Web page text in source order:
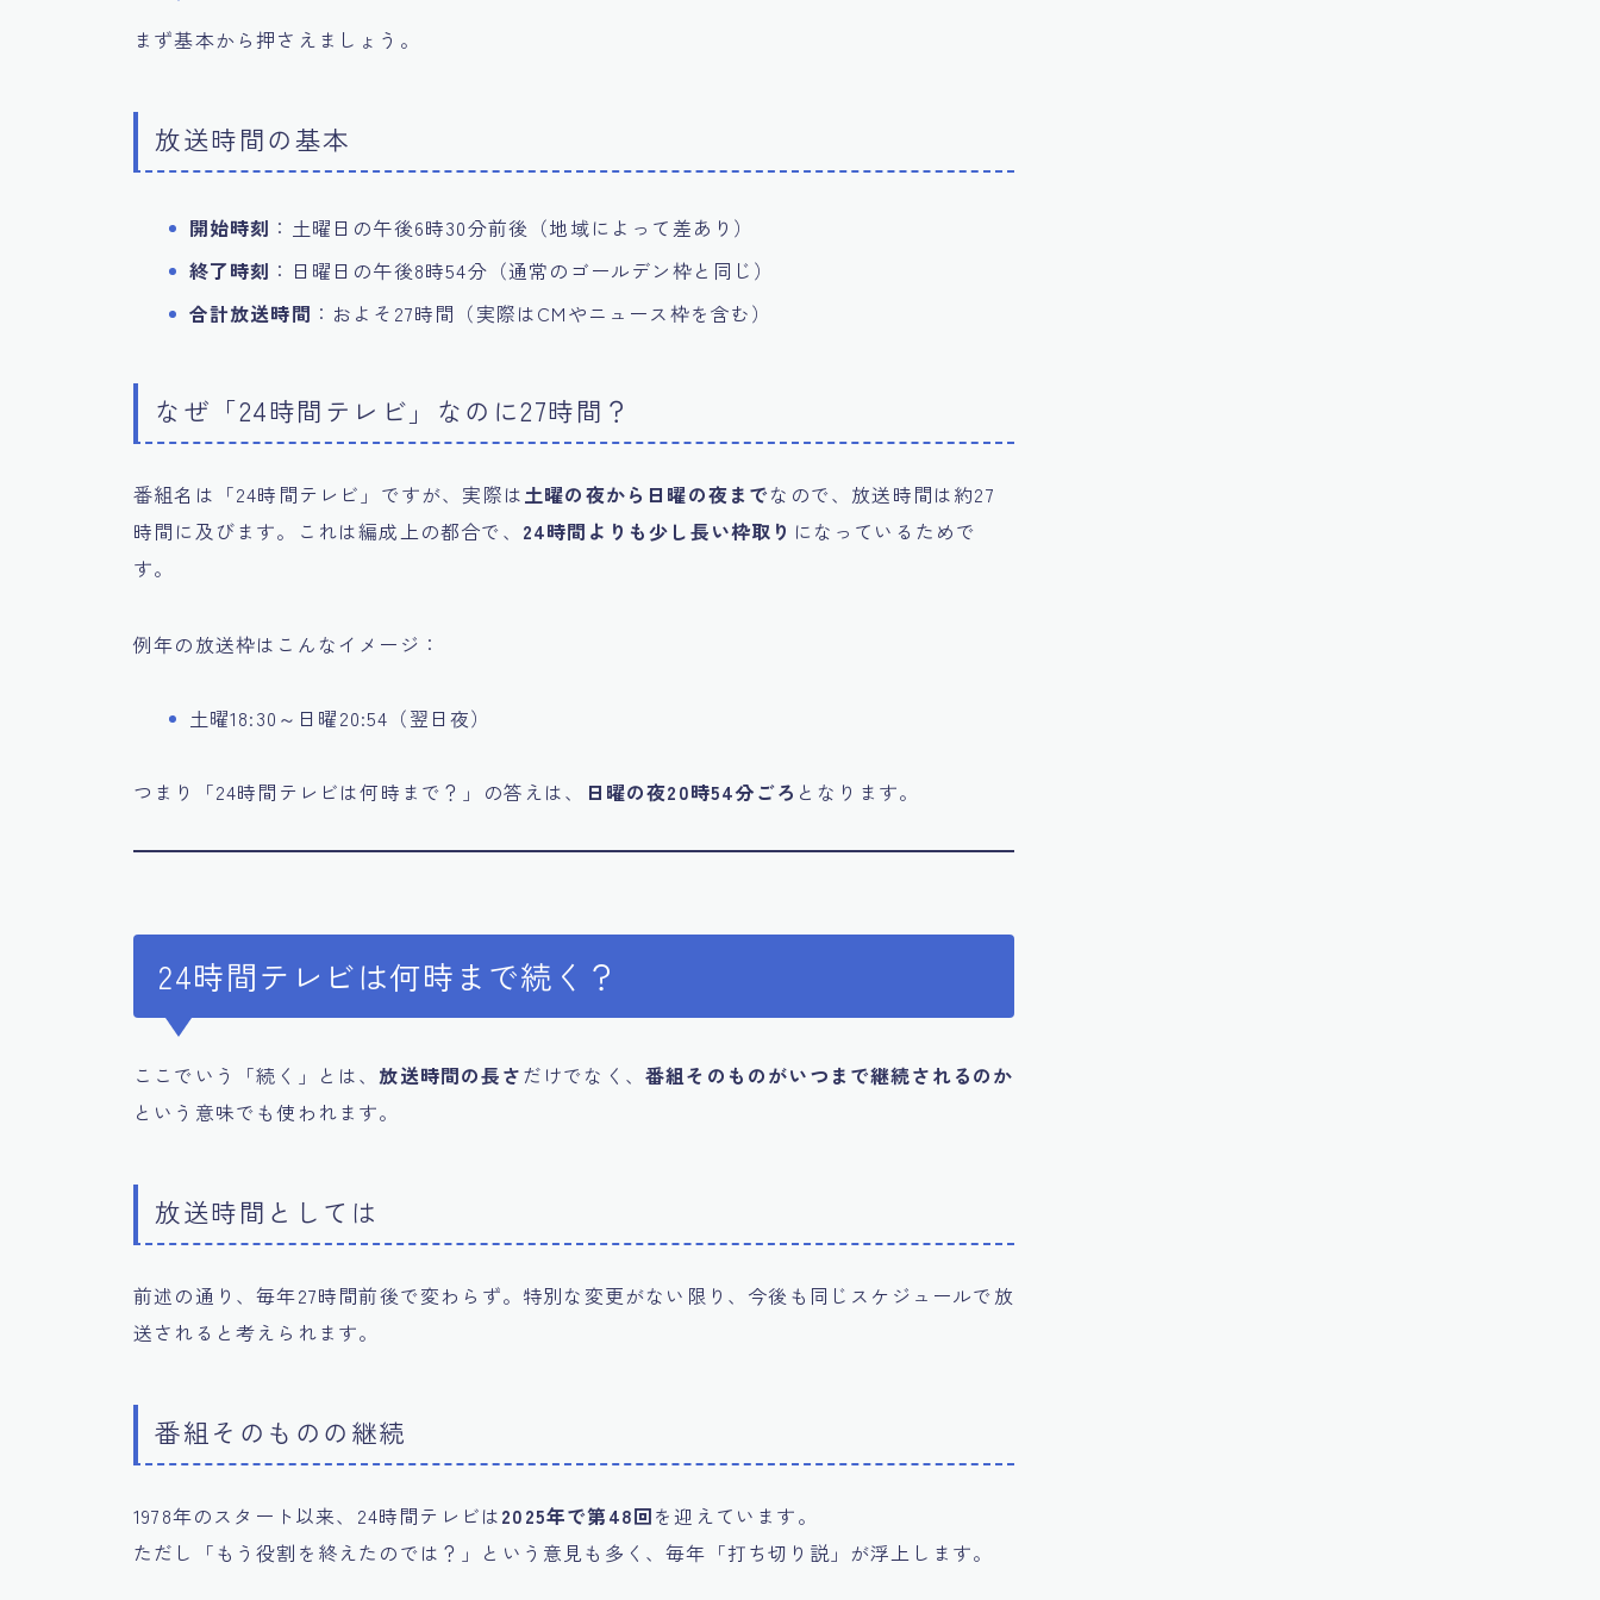
まず基本から押さえましょう。
放送時間の基本
開始時刻 ：土曜日の午後6時30分前後（地域によって差あり）
終了時刻 ：日曜日の午後8時54分（通常のゴールデン枠と同じ）
合計放送時間 ：およそ27時間（実際はCMやニュース枠を含む）
なぜ「24時間テレビ」なのに27時間？
番組名は「24時間テレビ」ですが、実際は土曜の夜から日曜の夜までなので、放送時間は約27
時間に及びます。これは編成上の都合で、 24時間よりも少し長い枠取り になっているためで
す。
例年の放送枠はこんなイメージ：
土曜18:30～日曜20:54（翌日夜）
つまり「24時間テレビは何時まで？」の答えは、 日曜の夜20時54分ごろ となります。
24時間テレビは何時まで続く？
ここでいう「続く」とは、放送時間の長さだけでなく、番組そのものがいつまで継続されるのか
という意味でも使われます。
放送時間としては
前述の通り、毎年27時間前後で変わらず。特別な変更がない限り、今後も同じスケジュールで放
送されると考えられます。
番組そのものの継続
1978年のスタート以来、24時間テレビは2025年で第48回を迎えています。
ただし「もう役割を終えたのでは？」という意見も多く、毎年「打ち切り説」が浮上します。